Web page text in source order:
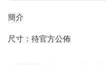
簡介
尺寸：待官方公佈